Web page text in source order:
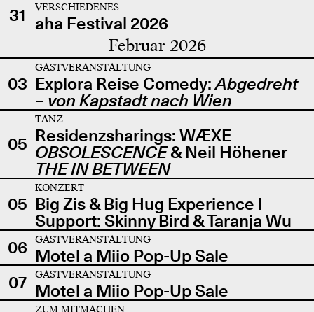
31
VERSCHIEDENES
aha Festival 2026
Februar 2026
03
GASTVERANSTALTUNG
Explora Reise Comedy:Abgedreht
– von Kapstadt nach Wien
05
TANZ
Residenzsharings: WÆXE
OBSOLESCENCE& Neil Höhener
THE IN BETWEEN
05
KONZERT
Big Zis & Big Hug Experience |
Support: Skinny Bird & Taranja Wu
06
GASTVERANSTALTUNG
Motel a Miio Pop-Up Sale
07
GASTVERANSTALTUNG
Motel a Miio Pop-Up Sale
ZUM MITMACHEN